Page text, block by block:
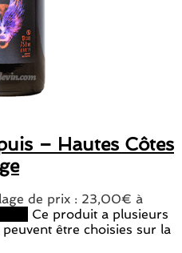
– Hautes Côtes
de prix : 23,00€ à
Ce produit a plusieurs
être choisies sur la